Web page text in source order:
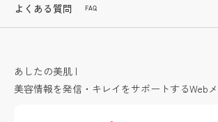
よくある質問 FAQ
あしたの美肌 |
美容情報を発信・キレイをサポートするWeb